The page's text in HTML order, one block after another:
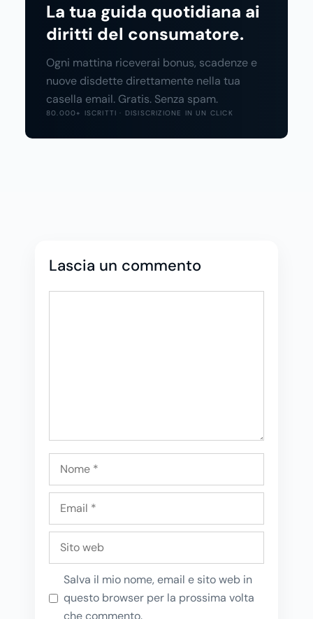
La tua guida quotidiana ai
diritti del consumatore.
Ogni mattina riceverai bonus, scadenze e
nuove disdette direttamente nella tua
casella email. Gratis. Senza spam.
80.000+ ISCRITTI · DISISCRIZIONE IN UN CLICK
Lascia un commento
Nome
Email
Sito
Salva il mio nome, email e sito web in
questo browser per la prossima volta